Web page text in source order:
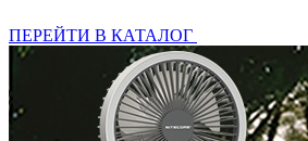
ПЕРЕЙТИ В КАТАЛОГ